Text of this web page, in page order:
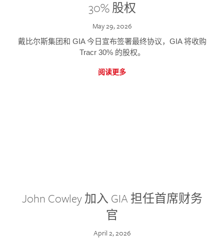
30% 股权
May 29, 2026
戴比尔斯集团和 GIA 今日宣布签署最终协议，GIA 将收购
Tracr 30% 的股权。
阅读更多
John Cowley 加入 GIA 担任首席财务
官
April 2, 2026